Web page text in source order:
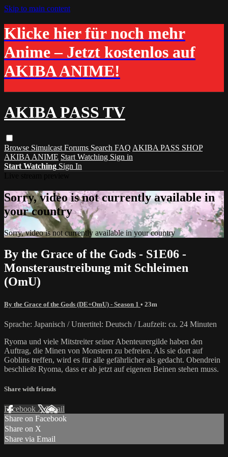
Skip to main content
Klicke hier für noch mehr
Anime – Jetzt kostenlos auf
AKIBA ANIME!
AKIBA PASS TV
Browse Simulcast Forums Search FAQ AKIBA PASS SHOP
AKIBA ANIME Start Watching Sign in
Start Watching Sign In
Sorry, video is not currently available in
your country
Sorry, video is not currently available in your country
By the Grace of the Gods - S1E06 -
Monsteraustreibung mit Schleimen
(OmU)
By the Grace of the Gods (DE+OmU) - Season 1 • 23m
Sprache: Japanisch / Untertitel: Deutsch / Laufzeit: ca. 24 Minuten
Ryoma und viele Mitstreiter seiner Abenteurergilde haben den
Auftrag, die Minen von Monstern zu befreien. Als sie dort auf
Goblins treffen, wird es für alle gefährlicher als gedacht. Obendrein
beschließt Ryoma, dass er ab jetzt auf eigenen Beinen stehen muss.
Share with friends
Facebook XEmail
Share on Facebook
Share on X
Share via Email